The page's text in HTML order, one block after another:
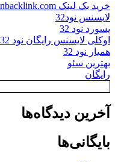
خرید بک لینک behtarinbacklink.com
لایسنس نود32
پسورد نود 32
اوکلی لایسنس رایگان نود 32
همیار نود 32
بهترین سئو
رایگان
آخرین دیدگاه‌ها
بایگانی‌ها